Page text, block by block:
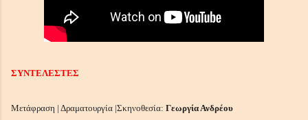
ΣΥΝΤΕΛΕΣΤΕΣ
Μετάφραση | Δραματουργία |Σκηνοθεσία: Γεωργία Ανδρέου